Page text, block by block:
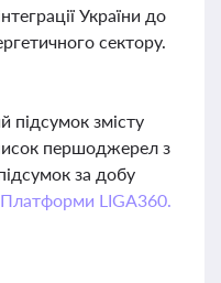
України до
сектору.
змісту
першоджерел з
за добу
Платформи LIGA360.